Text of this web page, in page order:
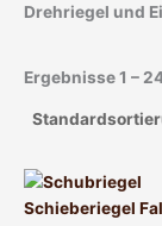
Drehriegel und
Ergebnisse 1 –
Dieses
Produkt